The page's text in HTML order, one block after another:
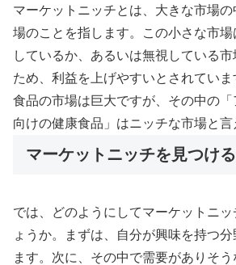
マーケットニッチとは、大きな市場
場のことを指します。この小さな市
しているか、あるいは無視している
ため、利益を上げやすいとされてい
食品の市場は巨大ですが、その中の「
向けの健康食品」はニッチな市場と言
マーケットニッチを見つけ
では、どのようにしてマーケットニ
ょうか。まずは、自分が興味を持つ
ます。次に、その中で需要がありそ